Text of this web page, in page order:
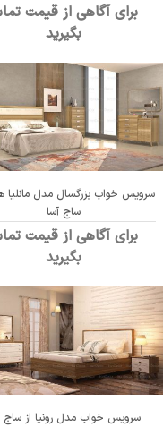
برای آگاهی از قیمت
بگیرید
سرویس خواب بزرگسال مدل مانلیا
ساج آسا
برای آگاهی از قیمت
بگیرید
سرویس خواب مدل رونیا از ساج